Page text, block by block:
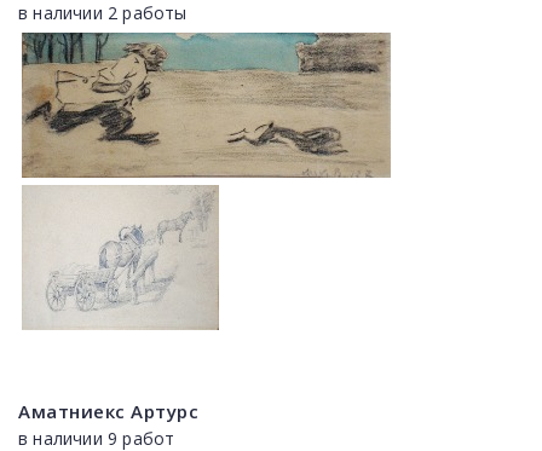
в наличии 2 работы
Аматниекс Артурс
в наличии 9 работ